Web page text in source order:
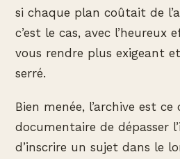
si chaque plan coûtait de
c’est le cas, avec l’heureux
vous rendre plus exigeant
serré.
Bien menée, l’archive est
documentaire de dépasser
d’inscrire un sujet dans le